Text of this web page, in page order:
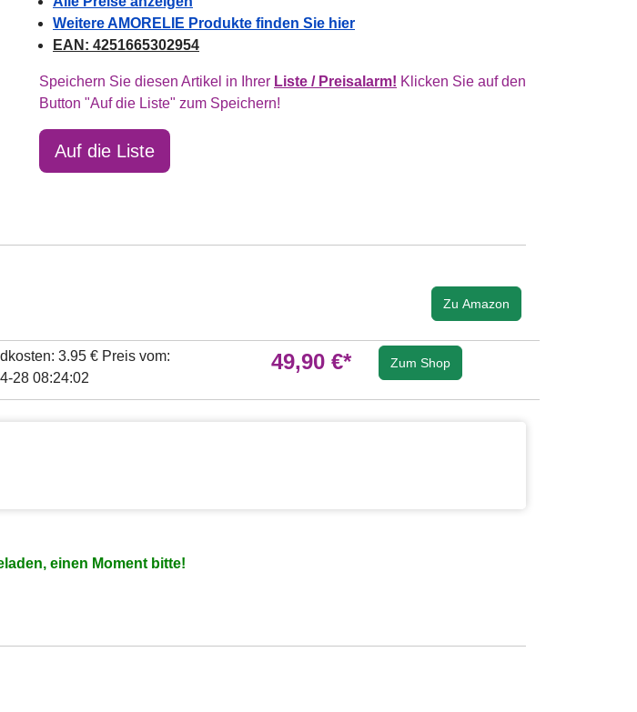
Weitere AMORELIE Produkte finden Sie hier
EAN: 4251665302954
Speichern Sie diesen Artikel in Ihrer Liste / Preisalarm! Klicken Sie auf den
Button "Auf die Liste" zum Speichern!
Auf die Liste
Zu Amazon
3.95 € Preis vom:
28 08:24:02
49,90 €* Zum Shop
einen Moment bitte!